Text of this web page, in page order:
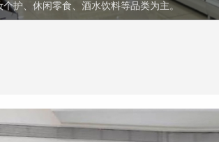
护、休闲零食、酒水饮料等品类为主。